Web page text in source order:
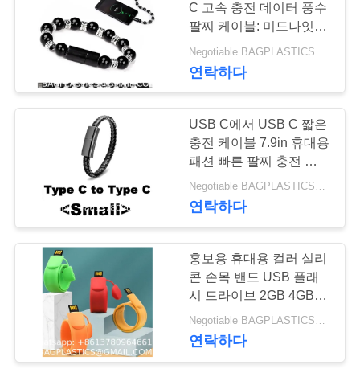
주
인
요
해변 제품 용품
BAGEASE 제조
홍보용 사은품 제품
공급 BAGEASE 제
조
95
C 고속 충전 데이터 풍수
팔찌 케이블: 미드나잇 가
디언 · 오닉스 에너지 팔
찌 손목 밴드 디자인 충전
기 가죽 팔찌 휴대용 여행
Negotiable BAGPLASTICS@GMAIL.COM WHATSAPP:+8613780964661 MOQ:1000 부분 스카이프 : 마이데아르닐
연락하다
USB C에서 USB C 짧은
충전 케이블 7.9in 휴대용
패션 빠른 팔찌 충전 손목
데이터 전송 코드 IOS
Huawei 삼성 갤럭시 LG
안드로이드
Negotiable BAGPLASTICS@GMAIL.COM WHATSAPP:+8613780964661 MOQ:1000 부분 스카이프 : 마이데아르닐
연락하다
홍보용 휴대용 컬러 실리
콘 손목 밴드 USB 플래
시 드라이브 2GB 4GB
8GB 16GB 슬랩 USB
32GB 64GB 128GB 메모
리 스틱 팔찌 플래시 드라
Negotiable BAGPLASTICS@GMAIL.COM WHATSAPP:+8613780964661 MOQ:1000 부분 스카이프 : 마이데아르닐
연락하다